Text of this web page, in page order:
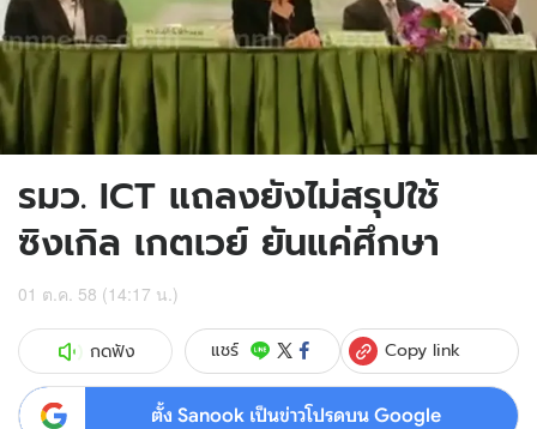
รมว. ICT แถลงยังไม่สรุปใช้
ซิงเกิล เกตเวย์ ยันแค่ศึกษา
01 ต.ค. 58 (14:17 น.)
กดฟัง แชร์ Copy link
ตั้ง Sanook เป็นข่าวโปรดบน Google